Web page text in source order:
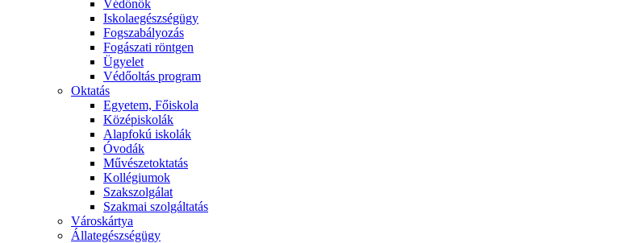
Védőnők
Iskolaegészségügy
Fogszabályozás
Fogászati röntgen
Ügyelet
Védőoltás program
Oktatás
Egyetem, Főiskola
Középiskolák
Alapfokú iskolák
Óvodák
Művészetoktatás
Kollégiumok
Szakszolgálat
Szakmai szolgáltatás
Városkártya
Állategészségügy